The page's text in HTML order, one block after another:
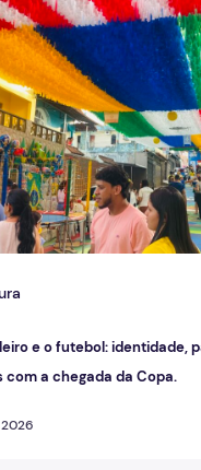
e o futebol: identidade,
a chegada da Copa.